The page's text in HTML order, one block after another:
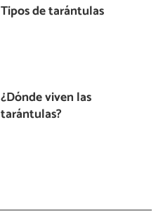
Tipos de tarántulas
¿Dónde viven las
tarántulas?